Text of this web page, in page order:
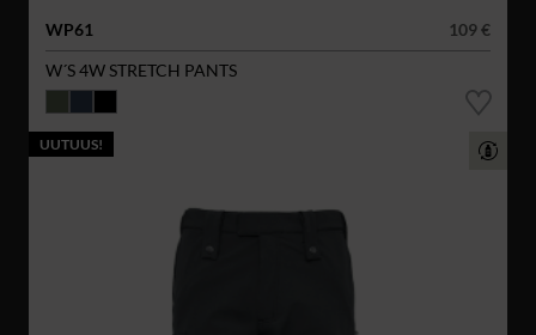
WP61
109 €
W´S 4W STRETCH PANTS
UUTUUS!